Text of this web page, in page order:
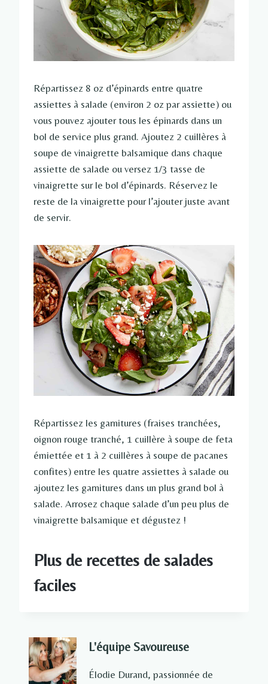
Répartissez 8 oz d’épinards entre quatre
assiettes à salade (environ 2 oz par assiette) ou
vous pouvez ajouter tous les épinards dans un
bol de service plus grand. Ajoutez 2 cuillères à
soupe de vinaigrette balsamique dans chaque
assiette de salade ou versez 1/3 tasse de
vinaigrette sur le bol d’épinards. Réservez le
reste de la vinaigrette pour l’ajouter juste avant
de servir.
Répartissez les garnitures (fraises tranchées,
oignon rouge tranché, 1 cuillère à soupe de feta
émiettée et 1 à 2 cuillères à soupe de pacanes
confites) entre les quatre assiettes à salade ou
ajoutez les garnitures dans un plus grand bol à
salade. Arrosez chaque salade d’un peu plus de
vinaigrette balsamique et dégustez !
Plus de recettes de salades
faciles
L'équipe Savoureuse
Élodie Durand, passionnée de